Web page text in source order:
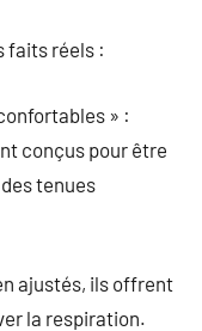
faits réels :
» :
conçus pour être
tenues
ajustés, ils offrent
la respiration.